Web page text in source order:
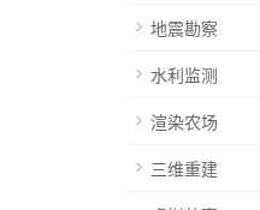
地震勘察
水利监测
渲染农场
三维重建